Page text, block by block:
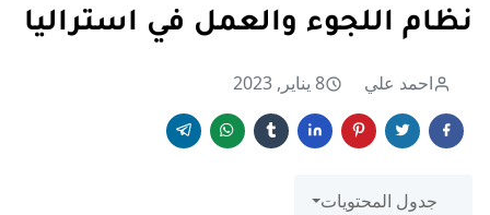
نظام اللجوء والعمل في استراليا
احمد علي 8 يناير, 2023
جدول المحتويات